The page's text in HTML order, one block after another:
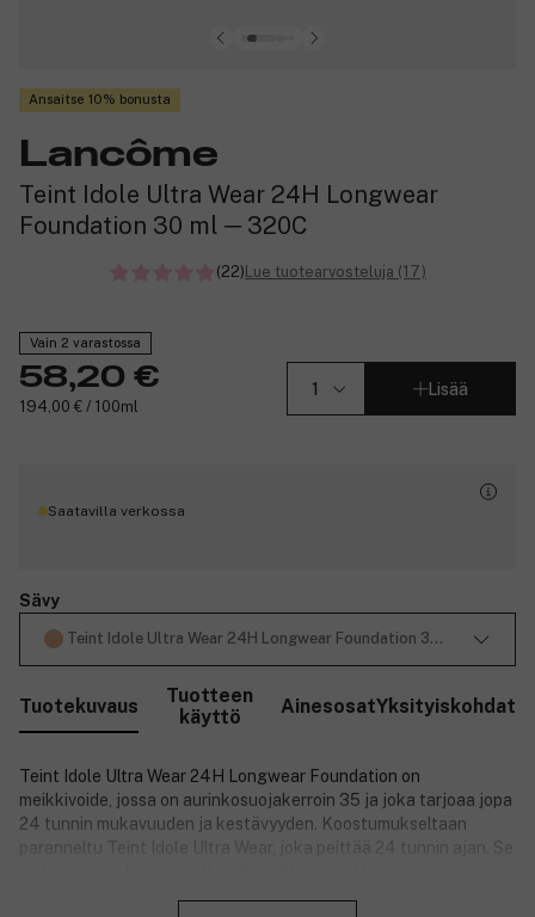
Ansaitse 10% bonusta
Lancôme
Teint Idole Ultra Wear 24H Longwear
Foundation 30 ml ─ 320C
(22)Lue tuotearvosteluja (17)
Vain 2 varastossa
58,20 €
194,00 € / 100ml
Lisää
Saatavilla verkossa
Sävy
Teint Idole Ultra Wear 24H Longwear Foundation 30 ml ─ 320C
Tuotekuvaus
Tuotteen
käyttö
AinesosatYksityiskohdat
Teint Idole Ultra Wear 24H Longwear Foundation on
meikkivoide, jossa on aurinkosuojakerroin 35 ja joka tarjoaa jopa
24 tunnin mukavuuden ja kestävyyden. Koostumukseltaan
paranneltu Teint Idole Ultra Wear, joka peittää 24 tunnin ajan. Se